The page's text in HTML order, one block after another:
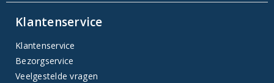
Klantenservice
Klantenservice
Bezorgservice
Veelgestelde vragen